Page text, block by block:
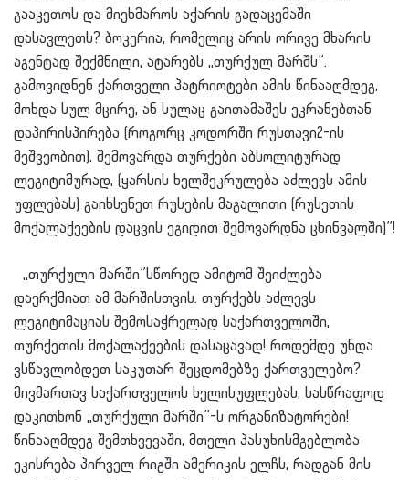
გააკეთოს და მიეხმაროს აჭარის გადაცემაში
დასავლეთს? ბოკერია, რომელიც არის ორივე მხარის
აგენტად შექმნილი, ატარებს ,,თურქულ მარშს”.
გამოვიდნენ ქართველი პატრიოტები ამის წინააღმდეგ,
მოხდა სულ მცირე, ან სულაც გაითამაშეს ეკრანებთან
დაპირისპირება (როგორც კოდორში რუსთავი2-ის
მეშვეობით), შემოვარდა თურქები აბსოლიტურად
ლეგიტიმურად, (ყარსის ხელშეკრულება აძლევს ამის
უფლებას) გაიხსენეთ რუსების მაგალითი (რუსეთის
მოქალაქეების დაცვის ეგიდით შემოვარდნა ცხინვალში)”!
,,თურქული მარში”სწორედ ამიტომ შეიძლება
დაერქმიათ ამ მარშისთვის. თურქებს აძლევს
ლეგიტიმაციას შემოსაჭრელად საქართველოში,
თურქეთის მოქალაქეების დასაცავად! როდემდე უნდა
ვსწავლობდეთ საკუთარ შეცდომებზე ქართველებო?
მივმართავ საქართველოს ხელისუფლებას, სასწრაფოდ
დაკითხონ ,,თურქული მარში”-ს ორგანიზატორები!
წინააღმდეგ შემთხვევაში, მთელი პასუხისმგებლობა
ეკისრება პირველ რიგში ამერიკის ელჩს, რადგან მის